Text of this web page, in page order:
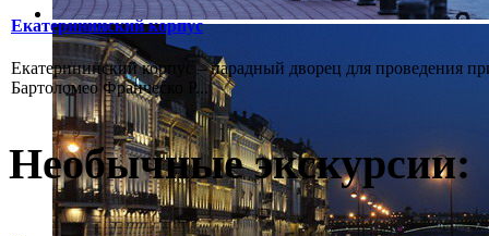
Екатерининский корпус
Екатерининский корпус – парадный дворец для проведения
Бартоломео Франческо Р...
Необычные экскурсии: